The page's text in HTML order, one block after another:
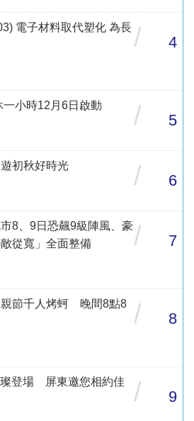
電子材料取代塑化 為長 / 4
小時12月6日啟動
/ 5
初秋好時光
/ 6
8、9日恐飆9級陣風、豪
從寬」全面整備
/ 7
親節千人烤蚵 晚間8點8
/ 8
登場 屏東邀您相約佳
/ 9